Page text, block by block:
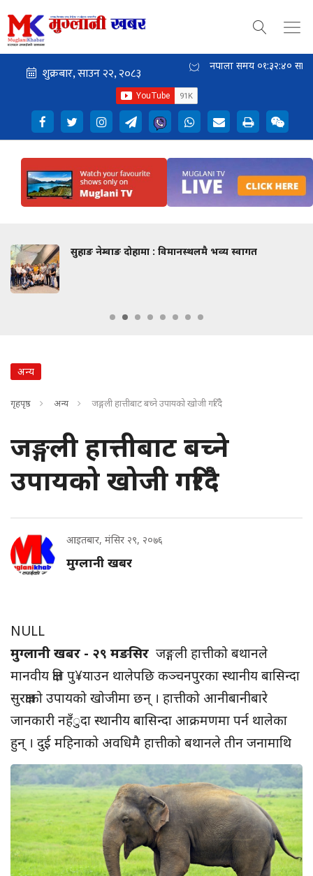
नेपाली समय०१:३२:४१ साँझ
सुहाङ नेम्वाङ दोहामा : विमानस्थलमै भव्य स्वागत
अन्य
गृहपृष्ठ अन्य जङ्गली हात्तीबाट बच्ने उपायको खोजी गरिँदै
जङ्गली हात्तीबाट बच्ने
उपायको खोजी गरिँदै
आइतबार, मंसिर २९, २०७६
मुग्लानी खबर
NULL
मुग्लानी खबर - २९ मङसिर जङ्गली हात्तीको बथानले
मानवीय क्षति पु¥याउन थालेपछि कञ्चनपुरका स्थानीय बासिन्दा
सुरक्षाको उपायको खोजीमा छन् । हात्तीको आनीबानीबारे
जानकारी नहँुदा स्थानीय बासिन्दा आक्रमणमा पर्न थालेका
हुन् । दुई महिनाको अवधिमै हात्तीको बथानले तीन जनामाथि